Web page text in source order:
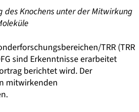
des Knochens unter der Mitwirkung
TRR (TRR
sind Erkenntnisse erarbeitet
berichtet wird. Der
mitwirkenden